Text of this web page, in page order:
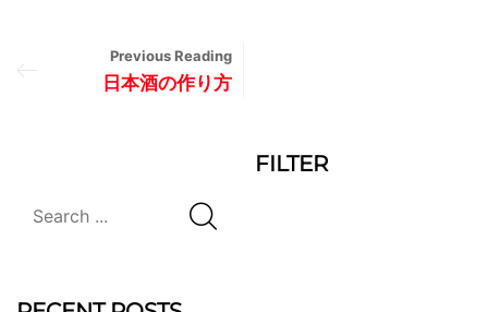
Previous Reading
日本酒の作り方
FILTER